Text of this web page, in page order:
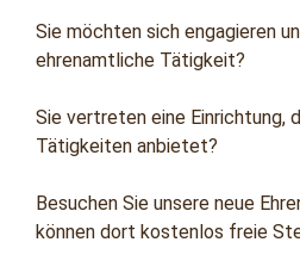
Sie möchten sich engagieren
ehrenamtliche Tätigkeit?
Sie vertreten eine Einrichtung,
Tätigkeiten anbietet?
Besuchen Sie unsere neue
können dort kostenlos freie